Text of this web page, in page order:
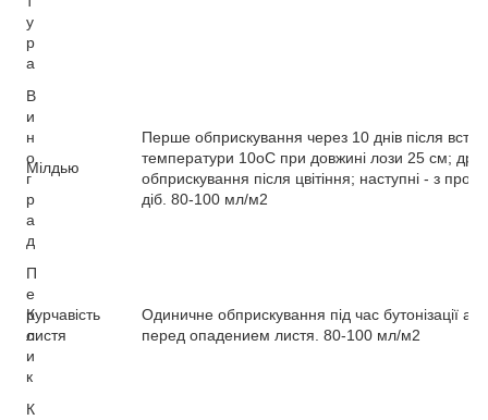
у
р
а
В
и
н
о
г
р
а
д
Мілдью
Перше обприскування через 10 днів після
температури 10оС при довжині лози 25 см;
обприскування після цвітіння; наступні - з
діб. 80-100 мл/м2
П
е
р
с
и
к
Курчавість
листя
Одиничне обприскування під час бутонізації
перед опадением листя. 80-100 мл/м2
К